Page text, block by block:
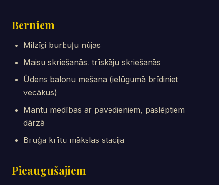
Bērniem
Milzīgi burbuļu nūjas
Maisu skriešanās, trīskāju skriešanās
Ūdens balonu mešana (ielūgumā brīdiniet
vecākus)
Mantu medības ar pavedieniem, paslēptiem
dārzā
Bruģa krītu mākslas stacija
Pieaugušajiem